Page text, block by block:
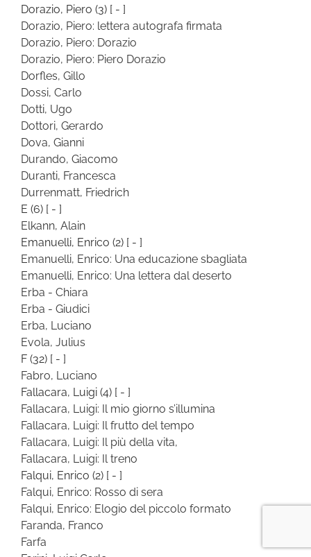
Dorazio, Piero (3) [ - ]
Dorazio, Piero: lettera autografa firmata
Dorazio, Piero: Dorazio
Dorazio, Piero: Piero Dorazio
Dorfles, Gillo
Dossi, Carlo
Dotti, Ugo
Dottori, Gerardo
Dova, Gianni
Durando, Giacomo
Duranti, Francesca
Durrenmatt, Friedrich
E (6) [ - ]
Elkann, Alain
Emanuelli, Enrico (2) [ - ]
Emanuelli, Enrico: Una educazione sbagliata
Emanuelli, Enrico: Una lettera dal deserto
Erba - Chiara
Erba - Giudici
Erba, Luciano
Evola, Julius
F (32) [ - ]
Fabro, Luciano
Fallacara, Luigi (4) [ - ]
Fallacara, Luigi: Il mio giorno s’illumina
Fallacara, Luigi: Il frutto del tempo
Fallacara, Luigi: Il più della vita,
Fallacara, Luigi: Il treno
Falqui, Enrico (2) [ - ]
Falqui, Enrico: Rosso di sera
Falqui, Enrico: Elogio del piccolo formato
Faranda, Franco
Farfa